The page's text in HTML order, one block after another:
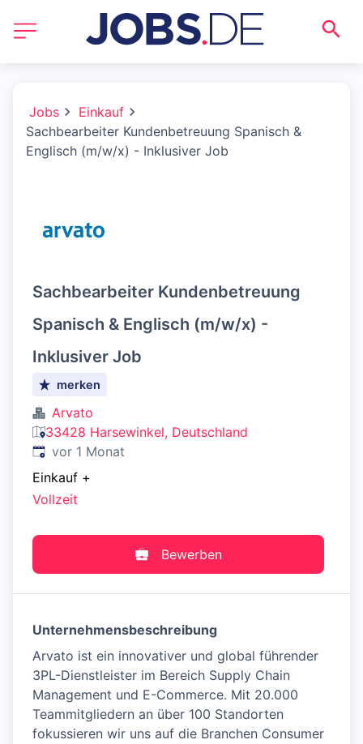
Jobs
Einkauf
Sachbearbeiter Kundenbetreuung Spanisch &
Englisch (m/w/x) - Inklusiver Job
Sachbearbeiter Kundenbetreuung
Spanisch & Englisch (m/w/x) -
Inklusiver Job
merken
Arvato
33428 Harsewinkel, Deutschland
Veröffentlicht:
vor 1 Monat
Einkauf +
Vollzeit
Bewerben
Unternehmensbeschreibung
Arvato ist ein innovativer und global führender
3PL-Dienstleister im Bereich Supply Chain
Management und E-Commerce. Mit 20.000
Teammitgliedern an über 100 Standorten
fokussieren wir uns auf die Branchen Consumer